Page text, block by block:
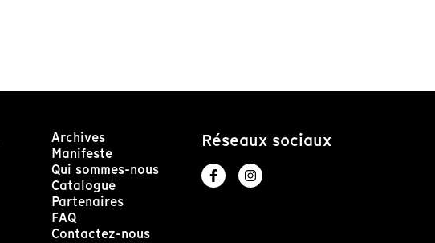
Archives
Manifeste
Qui sommes-nous
Catalogue
Partenaires
FAQ
Contactez-nous
Réseaux sociaux